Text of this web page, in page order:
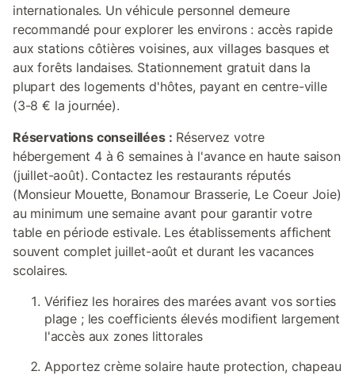
internationales. Un véhicule personnel demeure
recommandé pour explorer les environs : accès rapide
aux stations côtières voisines, aux villages basques et
aux forêts landaises. Stationnement gratuit dans la
plupart des logements d'hôtes, payant en centre-ville
(3-8 € la journée).
Réservations conseillées : Réservez votre
hébergement 4 à 6 semaines à l'avance en haute saison
(juillet-août). Contactez les restaurants réputés
(Monsieur Mouette, Bonamour Brasserie, Le Coeur Joie)
au minimum une semaine avant pour garantir votre
table en période estivale. Les établissements affichent
souvent complet juillet-août et durant les vacances
scolaires.
Vérifiez les horaires des marées avant vos sorties
plage ; les coefficients élevés modifient largement
l'accès aux zones littorales
Apportez crème solaire haute protection, chapeau